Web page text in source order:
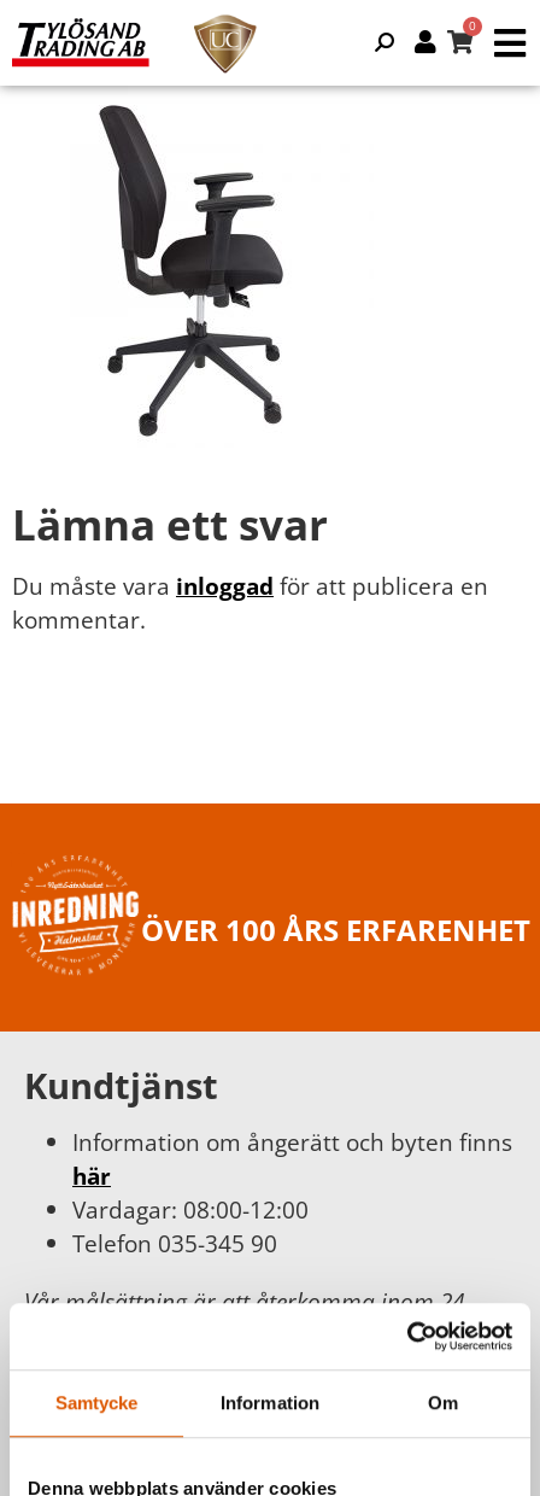
Samtycke Information Om
Denna webbplats använder cookies
Lämna ett svar
Du måste vara inloggad för att publicera en
kommentar.
ÖVER 100 ÅRS ERFARENHET
Kundtjänst
Information om ångerätt och byten finns
här
Vardagar: 08:00-12:00
Telefon 035-345 90
Vår målsättning är att återkomma inom 24
timmar och erbjuda dig bästa möjliga service.
För din och vår trygghet följer vi
Konsumentköplagen, Distans- och
hemförsäljningslagen.